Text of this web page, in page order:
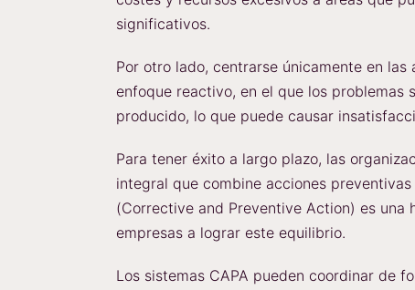
significativos.
Por otro lado, centrarse únicamente en
enfoque reactivo, en el que los problemas
producido, lo que puede causar
Para tener éxito a largo plazo, las
integral que combine acciones
(Corrective and Preventive Action) es una
empresas a lograr este equilibrio.
Los sistemas CAPA pueden coordinar de